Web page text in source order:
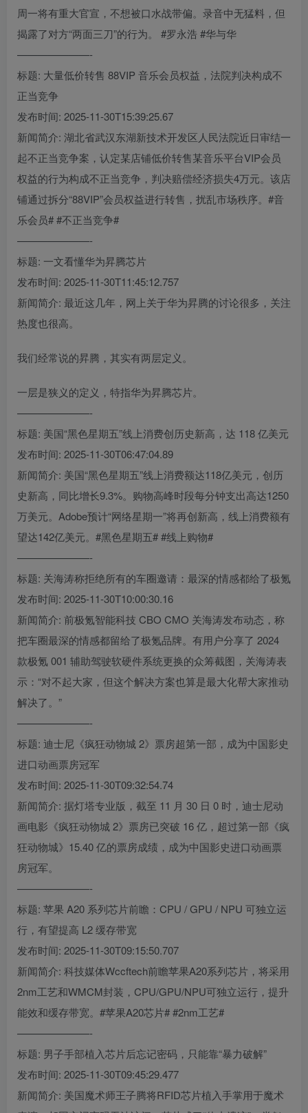
周一将有重大官宣，不想被口水战带偏。录音中无猛料，但
揭露了对方“两面三刀”的行为。 #罗永浩 #华与华
———————-
标题: 大量低价转售 88VIP 音乐会员权益，法院判决构成不
正当竞争
发布时间: 2025-11-30T15:39:25.67
新闻简介: 湖北省武汉东湖新技术开发区人民法院近日审结一
起不正当竞争案，认定某店铺低价转售某音乐平台VIP会员
权益的行为构成不正当竞争，判决赔偿经济损失4万元。该店
铺通过拆分“88VIP”会员权益进行转售，扰乱市场秩序。#音
乐会员# #不正当竞争#
———————-
标题: 一文看懂华为昇腾芯片
发布时间: 2025-11-30T11:45:12.757
新闻简介: 最近这几年，网上关于华为昇腾的讨论很多，关注
热度也很高。
我们经常说的昇腾，其实有两层定义。
一层是狭义的定义，特指华为昇腾芯片。
———————-
标题: 美国“黑色星期五”线上消费创历史新高，达 118 亿美元
发布时间: 2025-11-30T06:47:04.89
新闻简介: 美国“黑色星期五”线上消费额达118亿美元，创历
史新高，同比增长9.3%。购物高峰时段每分钟支出高达1250
万美元。Adobe预计“网络星期一”将再创新高，线上消费额有
望达142亿美元。#黑色星期五# #线上购物#
———————-
标题: 关海涛称拒绝所有的车圈邀请：最深的情感都给了极氪
发布时间: 2025-11-30T10:00:30.16
新闻简介: 前极氪智能科技 CBO CMO 关海涛发布动态，称
把车圈最深的情感都留给了极氪品牌。有用户分享了 2024
款极氪 001 辅助驾驶软硬件系统更换的众筹截图，关海涛表
示：“对不起大家，但这个解决方案也算是最大化帮大家推动
解决了。”
———————-
标题: 迪士尼《疯狂动物城 2》票房超第一部，成为中国影史
进口动画票房冠军
发布时间: 2025-11-30T09:32:54.74
新闻简介: 据灯塔专业版，截至 11 月 30 日 0 时，迪士尼动
画电影《疯狂动物城 2》票房已突破 16 亿，超过第一部《疯
狂动物城》15.40 亿的票房成绩，成为中国影史进口动画票
房冠军。
———————-
标题: 苹果 A20 系列芯片前瞻：CPU / GPU / NPU 可独立运
行，有望提高 L2 缓存带宽
发布时间: 2025-11-30T09:15:50.707
新闻简介: 科技媒体Wccftech前瞻苹果A20系列芯片，将采用
2nm工艺和WMCM封装，CPU/GPU/NPU可独立运行，提升
能效和缓存带宽。#苹果A20芯片# #2nm工艺#
———————-
标题: 男子手部植入芯片后忘记密码，只能靠“暴力破解”
发布时间: 2025-11-30T09:45:29.477
新闻简介: 美国魔术师王子腾将RFID芯片植入手掌用于魔术